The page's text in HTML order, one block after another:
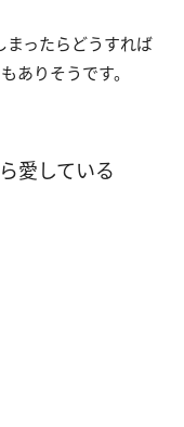
まったらどうすれば
ありそうです。
愛している